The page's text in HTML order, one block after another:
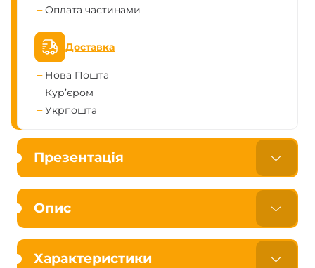
Оплата частинами
Доставка
Нова Пошта
Кур’єром
Укрпошта
Презентація
Опис
Характеристики